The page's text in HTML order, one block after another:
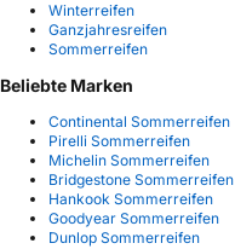
Winterreifen
Ganzjahresreifen
Sommerreifen
Beliebte Marken
Continental Sommerreifen
Pirelli Sommerreifen
Michelin Sommerreifen
Bridgestone Sommerreifen
Hankook Sommerreifen
Goodyear Sommerreifen
Dunlop Sommerreifen